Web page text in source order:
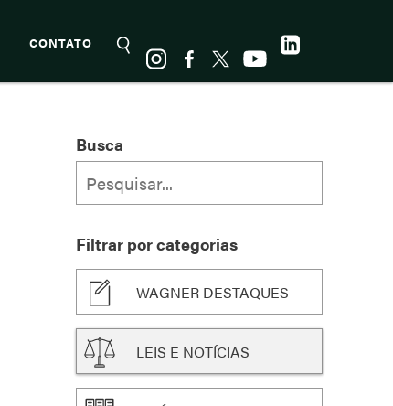
CONTATO
Busca
Filtrar por categorias
WAGNER DESTAQUES
LEIS E NOTÍCIAS